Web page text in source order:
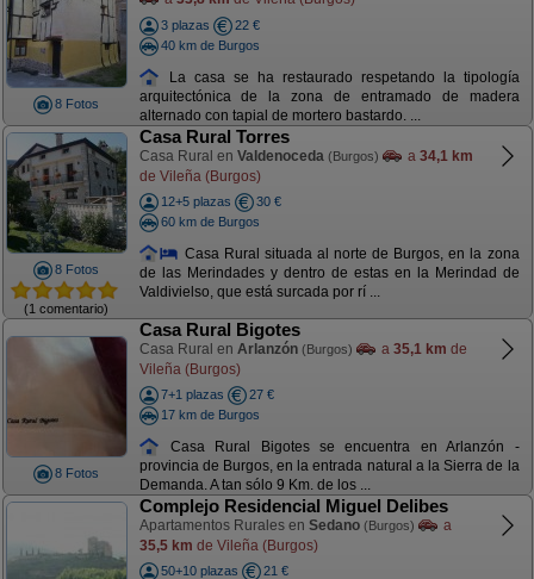
8 Fotos
3 plazas
22 €
40 km de Burgos
La casa se ha restaurado respetando la tipología
arquitectónica de la zona de entramado de madera
alternado con tapial de mortero bastardo. ...
8 Fotos
(1 comentario)
Casa Rural Torres
Casa Rural en Valdenoceda (Burgos) a 34,1 km
de Vileña (Burgos)
12+5 plazas
30 €
60 km de Burgos
Casa Rural situada al norte de Burgos, en la zona
de las Merindades y dentro de estas en la Merindad de
Valdivielso, que está surcada por rí ...
8 Fotos
Casa Rural Bigotes
Casa Rural en Arlanzón (Burgos) a 35,1 km de
Vileña (Burgos)
7+1 plazas
27 €
17 km de Burgos
Casa Rural Bigotes se encuentra en Arlanzón -
provincia de Burgos, en la entrada natural a la Sierra de la
Demanda. A tan sólo 9 Km. de los ...
Complejo Residencial Miguel Delibes
Apartamentos Rurales en Sedano (Burgos)
a
35,5 km de Vileña (Burgos)
50+10 plazas
21 €